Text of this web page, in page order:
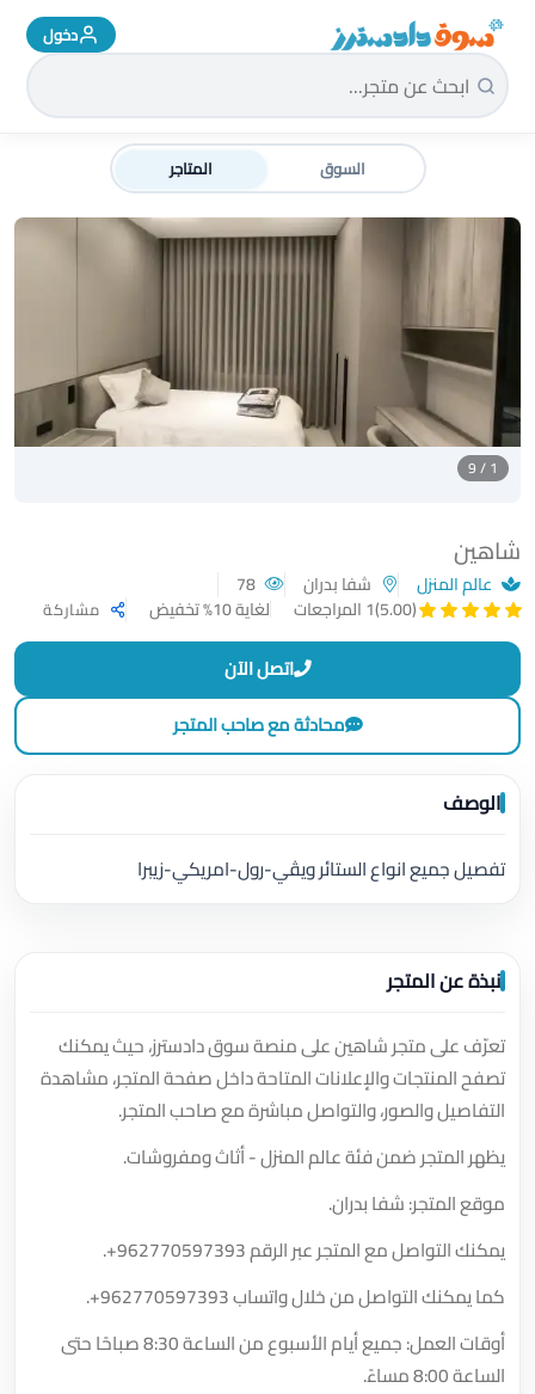
سوق دادسترز الرئيسية دخول
السوق المتاجر
شاهين
عالم المنزل شفا بدران
(5.00)
1 المراجعات لغاية 10% تخفيض مشاركة
1 / 9
اتصل الآن
محادثة مع صاحب المتجر
الوصف
تفصيل جميع انواع الستائر ويڤي-رول-امريكي-زيبرا
نبذة عن المتجر
تعرّف على متجر شاهين على منصة سوق دادسترز، حيث يمكنك
تصفح المنتجات والإعلانات المتاحة داخل صفحة المتجر، مشاهدة
التفاصيل والصور، والتواصل مباشرة مع صاحب المتجر.
يظهر المتجر ضمن فئة عالم المنزل - أثاث ومفروشات.
موقع المتجر: شفا بدران.
يمكنك التواصل مع المتجر عبر الرقم+962770597393
.
كما يمكنك التواصل من خلال واتساب+962770597393
.
أوقات العمل: جميع أيام الأسبوع من الساعة 8:30 صباحًا حتى
الساعة 8:00 مساءً.